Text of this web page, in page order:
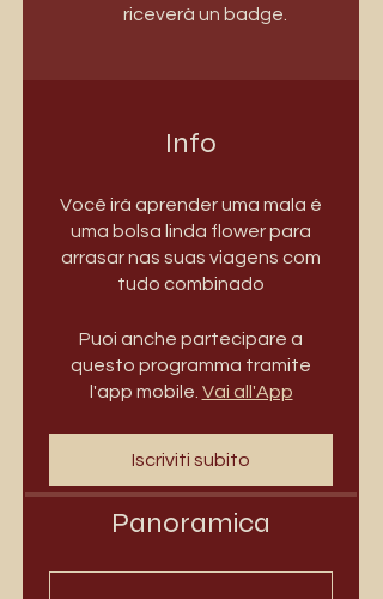
riceverà un badge.
Info
Você irá aprender uma mala é
uma bolsa linda flower para
arrasar nas suas viagens com
tudo combinado
Puoi anche partecipare a
questo programma tramite
l'app mobile. Vai all'App
Iscriviti subito
Panoramica